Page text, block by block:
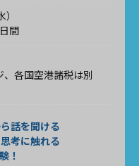
間
、各国空港諸税は別
話を聞ける
考に触れる
！